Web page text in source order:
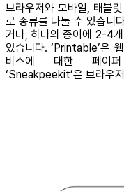
브라우저와 모바일, 태블
로 종류를 나눌 수 있습니
거나, 하나의 종이에 2-4
있습니다. ‘Printable’은
비스에 대한 페이퍼
‘Sneakpeekit’은 브라우